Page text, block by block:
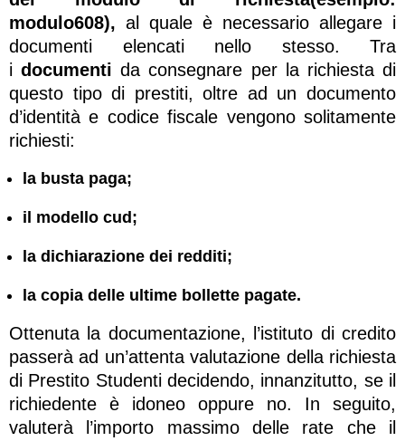
modulo608), al quale è necessario allegare i
documenti elencati nello stesso. Tra
idocumenti da consegnare per la richiesta di
questo tipo di prestiti, oltre ad un documento
d’identità e codice fiscale vengono solitamente
richiesti:
la busta paga;
il modello cud;
la dichiarazione dei redditi;
la copia delle ultime bollette pagate.
Ottenuta la documentazione, l’istituto di credito
passerà ad un’attenta valutazione della richiesta
di Prestito Studenti decidendo, innanzitutto, se il
richiedente è idoneo oppure no. In seguito,
valuterà l’importo massimo delle rate che il